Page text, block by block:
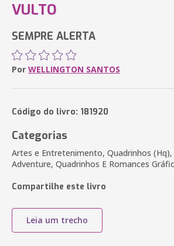
VULTO
SEMPRE ALERTA
Por WELLINGTON SANTOS
Código do livro: 181920
Categorias
Artes e Entretenimento, Quadrinhos
Adventure, Quadrinhos E Romances
Compartilhe este livro
Leia um trecho